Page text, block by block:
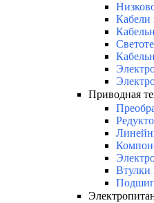
Кабели
Приводная
Втулки